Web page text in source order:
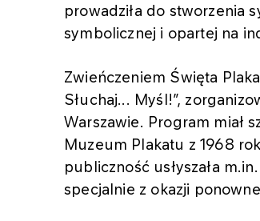
prowadziła do stworzenia
symbolicznej i opartej na
Zwieńczeniem Święta
Słuchaj... Myśl!”,
Warszawie. Program miał
Muzeum Plakatu z 1968
publiczność usłyszała
specjalnie z okazji